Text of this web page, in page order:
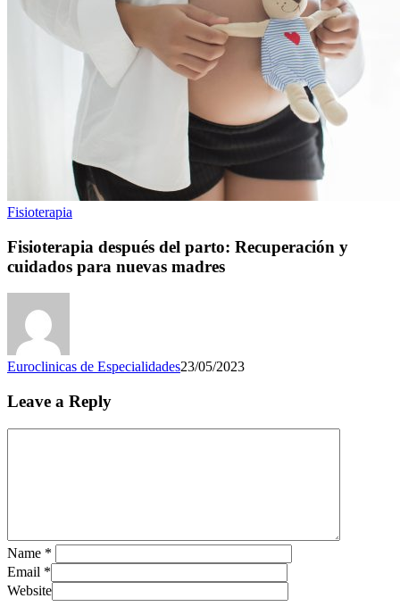
Fisioterapia
Fisioterapia después del parto: Recuperación y
cuidados para nuevas madres
Euroclinicas de Especialidades23/05/2023
Leave a Reply
Name *
Email *
Website